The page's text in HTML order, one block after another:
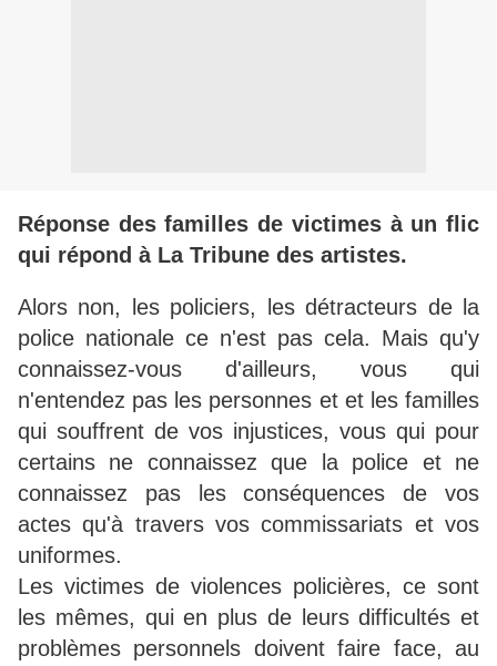
Réponse des familles de victimes à un flic
qui répond à La Tribune des artistes.
Alors non, les policiers, les détracteurs de la
police nationale ce n'est pas cela. Mais qu'y
connaissez-vous d'ailleurs, vous qui
n'entendez pas les personnes et et les familles
qui souffrent de vos injustices, vous qui pour
certains ne connaissez que la police et ne
connaissez pas les conséquences de vos
actes qu'à travers vos commissariats et vos
uniformes.
Les victimes de violences policières, ce sont
les mêmes, qui en plus de leurs difficultés et
problèmes personnels doivent faire face, au